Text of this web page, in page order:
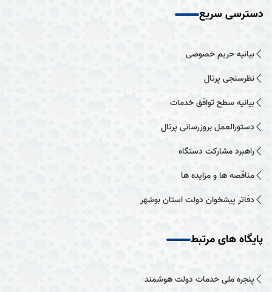
دسترسی سریع
بیانیه حریم خصوصی
نظرسنجی پرتال
بیانیه سطح توافق خدمات
دستورالعمل بروزرسانی پرتال
راهبرد مشارکت دستگاه
مناقصه ها و مزایده ها
دفاتر پیشخوان دولت استان بوشهر
پایگاه های مرتبط
پنجره ملی خدمات دولت هوشمند